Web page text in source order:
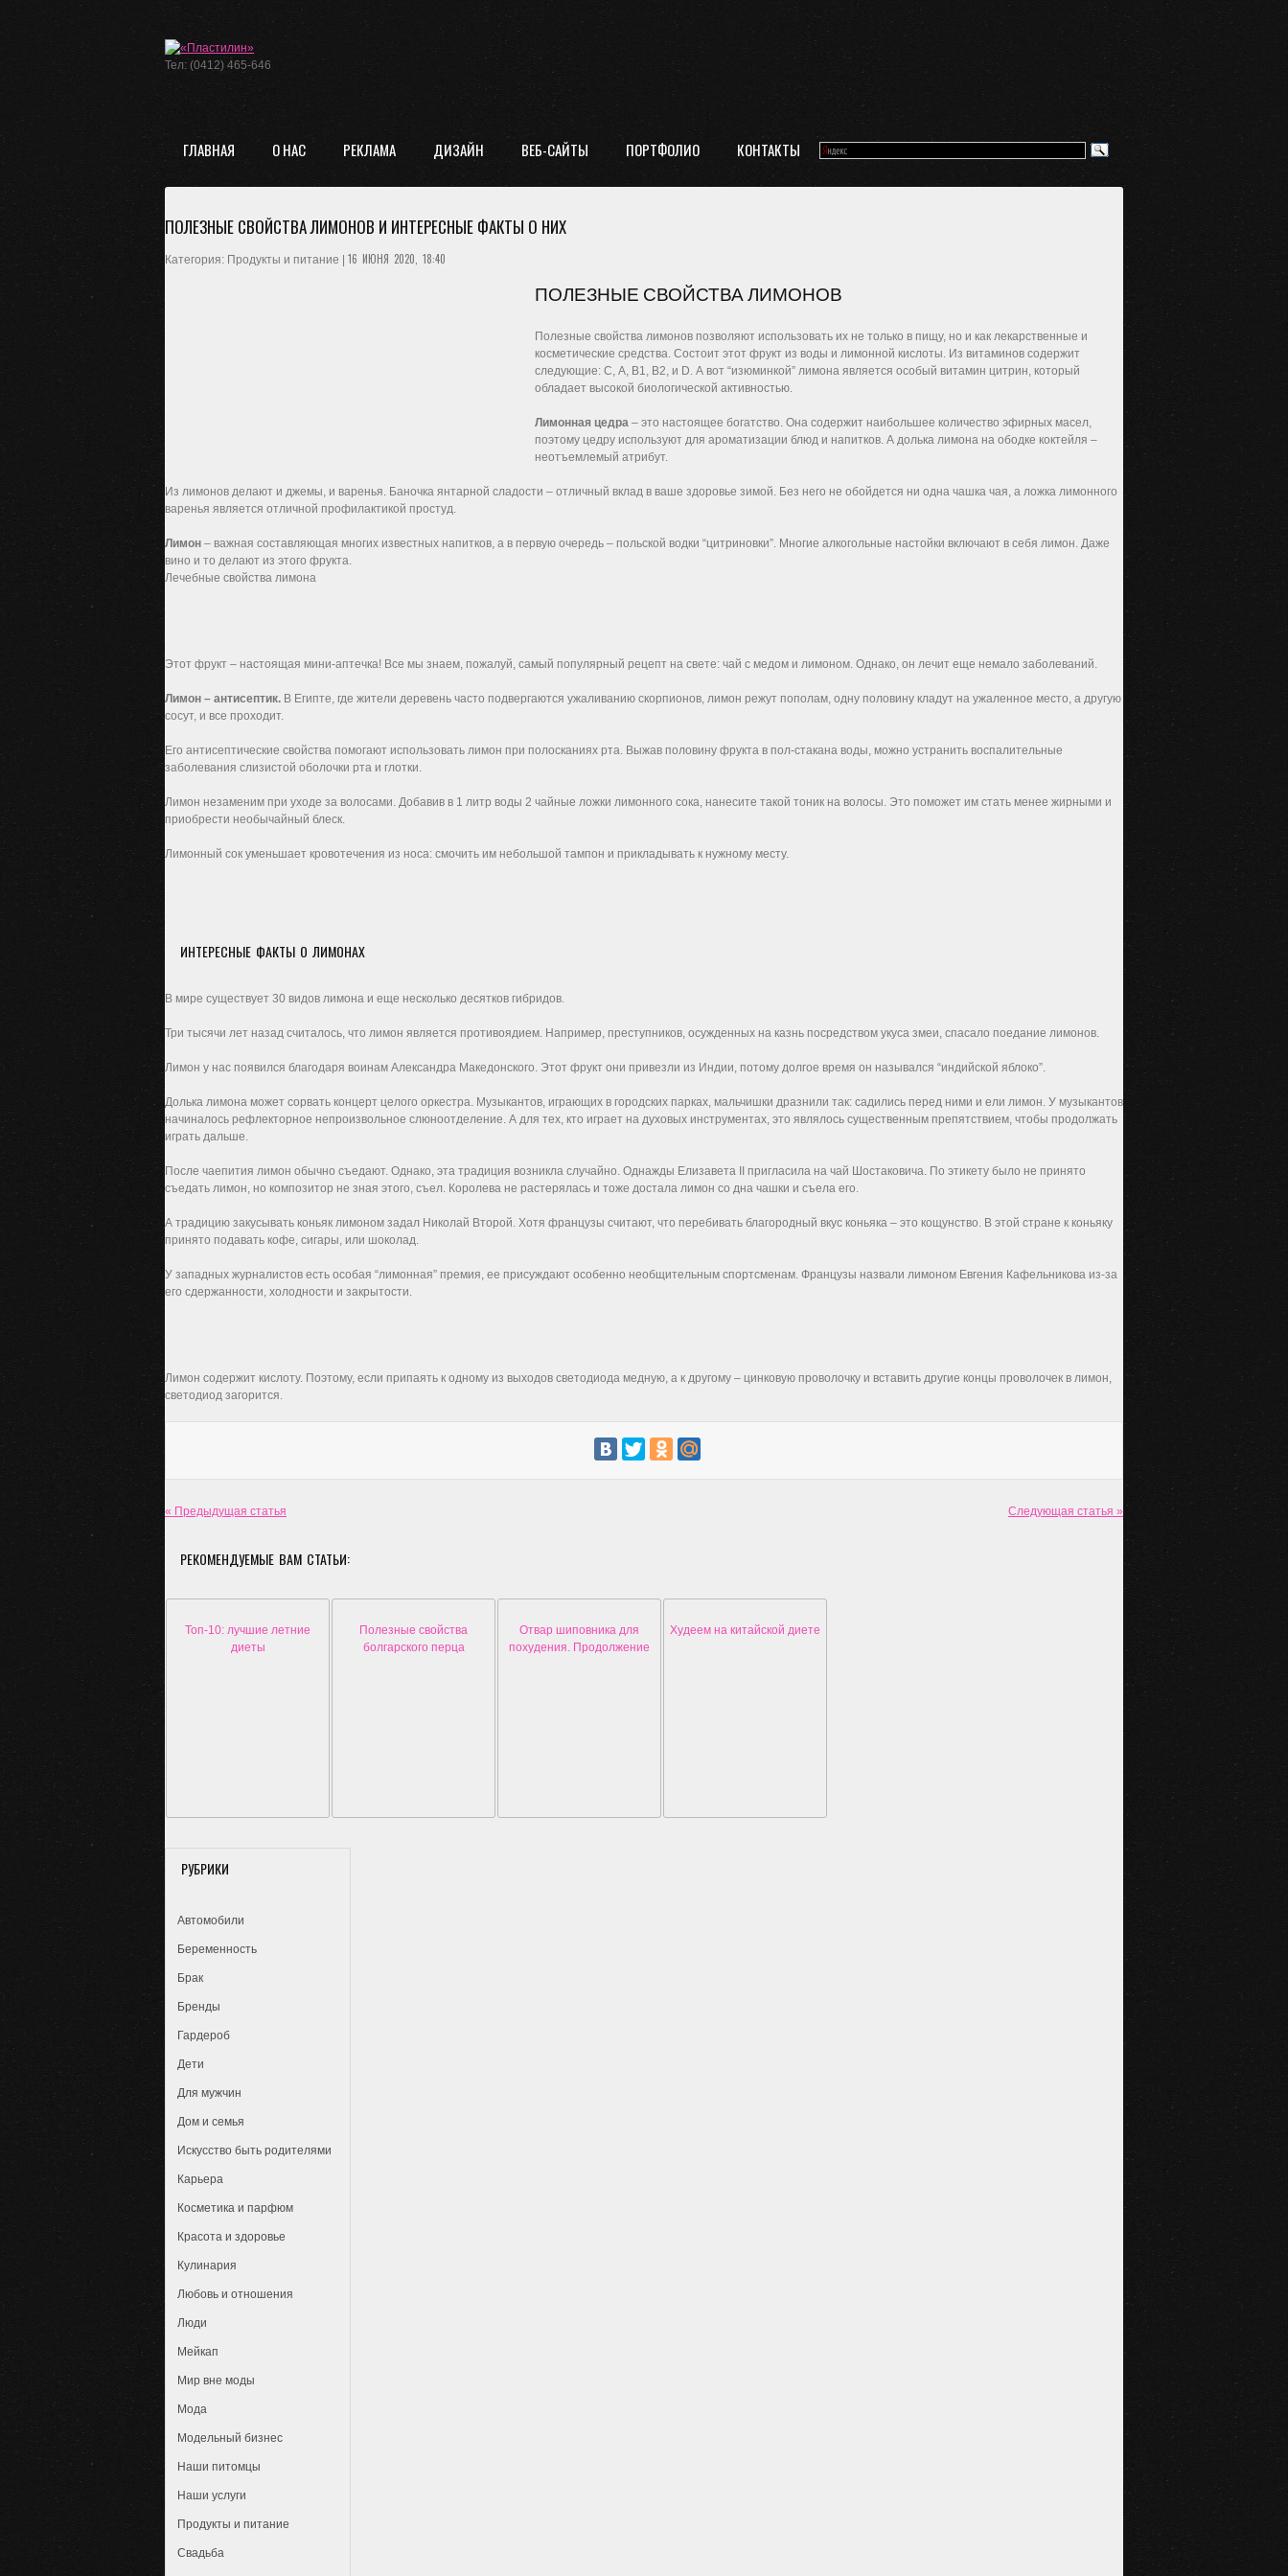
Тел: (0412) 465-646
ГЛАВНАЯ О НАС РЕКЛАМА ДИЗАЙН ВЕБ-САЙТЫ ПОРТФОЛИО КОНТАКТЫ
ПОЛЕЗНЫЕ СВОЙСТВА ЛИМОНОВ И ИНТЕРЕСНЫЕ ФАКТЫ О НИХ
Категория: Продукты и питание | 16 ИЮНЯ 2020, 18:40
ПОЛЕЗНЫЕ СВОЙСТВА ЛИМОНОВ
Полезные свойства лимонов позволяют использовать их не только в пищу, но и как лекарственные и
косметические средства. Состоит этот фрукт из воды и лимонной кислоты. Из витаминов содержит
следующие: С, А, В1, В2, и D. А вот “изюминкой” лимона является особый витамин цитрин, который
обладает высокой биологической активностью.
Лимонная цедра – это настоящее богатство. Она содержит наибольшее количество эфирных масел,
поэтому цедру используют для ароматизации блюд и напитков. А долька лимона на ободке коктейля –
неотъемлемый атрибут.
Из лимонов делают и джемы, и варенья. Баночка янтарной сладости – отличный вклад в ваше здоровье зимой. Без него не обойдется ни одна чашка чая, а ложка лимонного
варенья является отличной профилактикой простуд.
Лимон – важная составляющая многих известных напитков, а в первую очередь – польской водки “цитриновки”. Многие алкогольные настойки включают в себя лимон. Даже
вино и то делают из этого фрукта.
Лечебные свойства лимона
Этот фрукт – настоящая мини-аптечка! Все мы знаем, пожалуй, самый популярный рецепт на свете: чай с медом и лимоном. Однако, он лечит еще немало заболеваний.
Лимон – антисептик. В Египте, где жители деревень часто подвергаются ужаливанию скорпионов, лимон режут пополам, одну половину кладут на ужаленное место, а другую
сосут, и все проходит.
Его антисептические свойства помогают использовать лимон при полосканиях рта. Выжав половину фрукта в пол-стакана воды, можно устранить воспалительные
заболевания слизистой оболочки рта и глотки.
Лимон незаменим при уходе за волосами. Добавив в 1 литр воды 2 чайные ложки лимонного сока, нанесите такой тоник на волосы. Это поможет им стать менее жирными и
приобрести необычайный блеск.
Лимонный сок уменьшает кровотечения из носа: смочить им небольшой тампон и прикладывать к нужному месту.
ИНТЕРЕСНЫЕ ФАКТЫ О ЛИМОНАХ
В мире существует 30 видов лимона и еще несколько десятков гибридов.
Три тысячи лет назад считалось, что лимон является противоядием. Например, преступников, осужденных на казнь посредством укуса змеи, спасало поедание лимонов.
Лимон у нас появился благодаря воинам Александра Македонского. Этот фрукт они привезли из Индии, потому долгое время он назывался “индийской яблоко”.
Долька лимона может сорвать концерт целого оркестра. Музыкантов, играющих в городских парках, мальчишки дразнили так: садились перед ними и ели лимон. У музыкантов
начиналось рефлекторное непроизвольное слюноотделение. А для тех, кто играет на духовых инструментах, это являлось существенным препятствием, чтобы продолжать
играть дальше.
После чаепития лимон обычно съедают. Однако, эта традиция возникла случайно. Однажды Елизавета II пригласила на чай Шостаковича. По этикету было не принято
съедать лимон, но композитор не зная этого, съел. Королева не растерялась и тоже достала лимон со дна чашки и съела его.
А традицию закусывать коньяк лимоном задал Николай Второй. Хотя французы считают, что перебивать благородный вкус коньяка – это кощунство. В этой стране к коньяку
принято подавать кофе, сигары, или шоколад.
У западных журналистов есть особая “лимонная” премия, ее присуждают особенно необщительным спортсменам. Французы назвали лимоном Евгения Кафельникова из-за
его сдержанности, холодности и закрытости.
Лимон содержит кислоту. Поэтому, если припаять к одному из выходов светодиода медную, а к другому – цинковую проволочку и вставить другие концы проволочек в лимон,
светодиод загорится.
« Предыдущая статья Следующая статья »
РЕКОМЕНДУЕМЫЕ ВАМ СТАТЬИ:
Топ-10: лучшие летние
диеты
Полезные свойства
болгарского перца
Отвар шиповника для
похудения. Продолжение
Худеем на китайской диете
РУБРИКИ
Автомобили
Беременность
Брак
Бренды
Гардероб
Дети
Для мужчин
Дом и семья
Искусство быть родителями
Карьера
Косметика и парфюм
Красота и здоровье
Кулинария
Любовь и отношения
Люди
Мейкап
Мир вне моды
Мода
Модельный бизнес
Наши питомцы
Наши услуги
Продукты и питание
Свадьба